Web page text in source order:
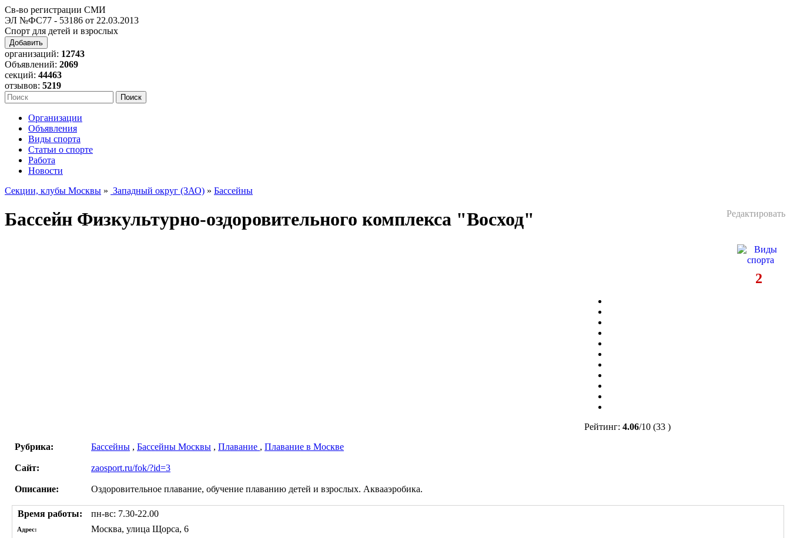
Св-во регистрации СМИ
ЭЛ №ФС77 - 53186 от 22.03.2013
Спорт для детей и взрослых
Добавить
организаций: 12743
Объявлений: 2069
секций: 44463
отзывов: 5219
Организации
Объявления
Виды спорта
Статьи о спорте
Работа
Новости
Секции, клубы Москвы » Западный округ (ЗАО) » Бассейны
Редактировать
Бассейн Физкультурно-оздоровительного комплекса "Восход"
2
Рейтинг: 4.06/10 (33 )
Рубрика:
Бассейны , Бассейны Москвы , Плавание , Плавание в Москве
Сайт: zaosport.ru/fok/?id=3
Описание: Оздоровительное плавание, обучение плаванию детей и взрослых. Аквааэробика.
Время работы: пн-вс: 7.30-22.00
Адрес:
Москва, улица Щорса, 6